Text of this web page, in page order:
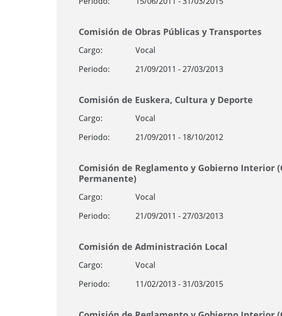
Comisión de Obras Públicas y Transportes
Cargo:
Vocal
Periodo:
21/09/2011 - 27/03/2013
Comisión de Euskera, Cultura y Deporte
Cargo:
Vocal
Periodo:
21/09/2011 - 18/10/2012
Comisión de Reglamento y Gobierno Interior
Permanente)
Cargo:
Vocal
Periodo:
21/09/2011 - 27/03/2013
Comisión de Administración Local
Cargo:
Vocal
Periodo:
11/02/2013 - 31/03/2015